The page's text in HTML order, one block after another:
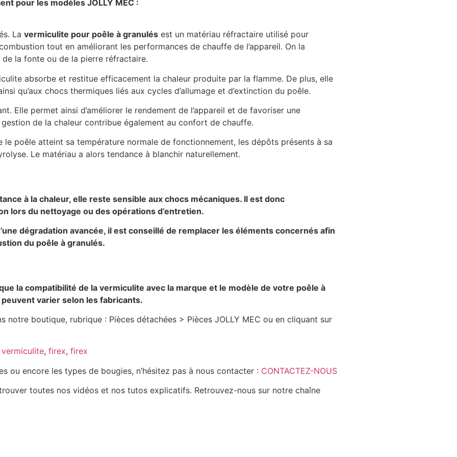
pour les modèles JOLLY MEC :
La vermiculite pour poêle à granulés est un matériau réfractaire utilisé pour
tout en améliorant les performances de chauffe de l’appareil. On la
la fonte ou de la pierre réfractaire.
absorbe et restitue efficacement la chaleur produite par la flamme. De plus, elle
qu’aux chocs thermiques liés aux cycles d’allumage et d’extinction du poêle.
Elle permet ainsi d’améliorer le rendement de l’appareil et de favoriser une
de la chaleur contribue également au confort de chauffe.
le poêle atteint sa température normale de fonctionnement, les dépôts présents à sa
Le matériau a alors tendance à blanchir naturellement.
à la chaleur, elle reste sensible aux chocs mécaniques. Il est donc
lors du nettoyage ou des opérations d’entretien.
dégradation avancée, il est conseillé de remplacer les éléments concernés afin
du poêle à granulés.
la compatibilité de la vermiculite avec la marque et le modèle de votre poêle à
varier selon les fabricants.
notre boutique, rubrique : Pièces détachées > Pièces JOLLY MEC ou en cliquant sur
, firex, firex
ou encore les types de bougies, n’hésitez pas à nous contacter : CONTACTEZ-NOUS
toutes nos vidéos et nos tutos explicatifs. Retrouvez-nous sur notre chaîne